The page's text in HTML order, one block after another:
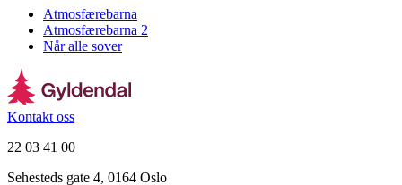
Atmosfærebarna
Atmosfærebarna 2
Når alle sover
Kontakt oss
22 03 41 00
Sehesteds gate 4, 0164 Oslo